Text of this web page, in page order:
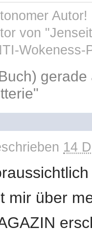
von
Wokeness-
gerade
14
mir über